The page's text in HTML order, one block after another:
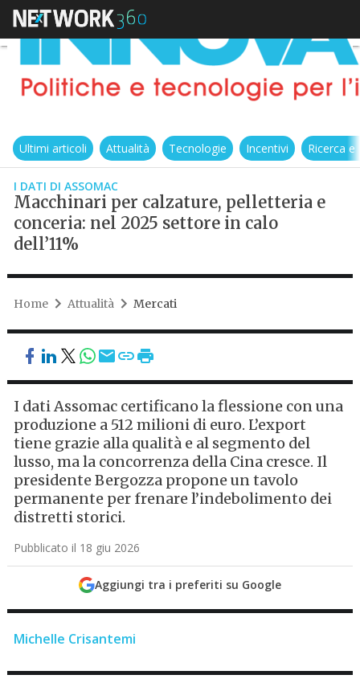
Ultimi articoli Attualità Tecnologie Incentivi Ricerca
I DATI DI ASSOMAC
Macchinari per calzature, pelletteria e
conceria: nel 2025 settore in calo
dell’11%
Home Attualità Mercati
I dati Assomac certificano la flessione con una
produzione a 512 milioni di euro. L’export
tiene grazie alla qualità e al segmento del
lusso, ma la concorrenza della Cina cresce. Il
presidente Bergozza propone un tavolo
permanente per frenare l’indebolimento dei
distretti storici.
Pubblicato il 18 giu 2026
Aggiungi tra i preferiti su Google
Michelle Crisantemi